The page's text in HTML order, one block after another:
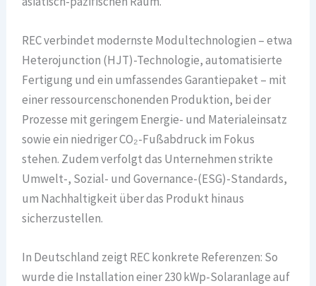
REC verbindet modernste Modultechnologien – etwa
Heterojunction (HJT)-Technologie, automatisierte
Fertigung und ein umfassendes Garantiepaket – mit
einer ressourcenschonenden Produktion, bei der
Prozesse mit geringem Energie- und Materialeinsatz
sowie ein niedriger CO₂-Fußabdruck im Fokus
stehen. Zudem verfolgt das Unternehmen strikte
Umwelt-, Sozial- und Governance-(ESG)-Standards,
um Nachhaltigkeit über das Produkt hinaus
sicherzustellen.
In Deutschland zeigt REC konkrete Referenzen: So
wurde die Installation einer 230 kWp-Solaranlage auf